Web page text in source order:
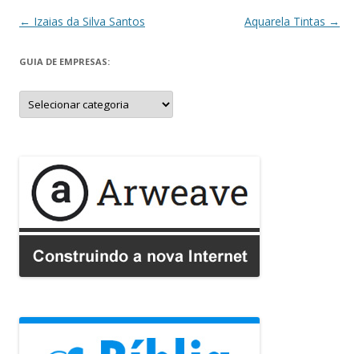
Navegação
posts
← Izaias da Silva Santos Aquarela Tintas →
GUIA DE EMPRESAS:
Guia
de
Empresas: